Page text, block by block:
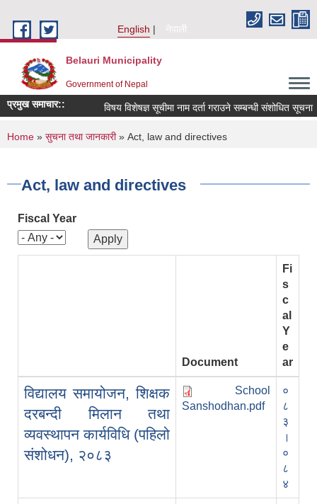
English
नेपाली
Belauri Municipality
Government of Nepal
प्रमुख समाचार:: विषय विशेषज्ञ सूचीमा नाम दर्ता गराउने सम्बन्धी संशोधित सूचना ।
You are here
Home » सुचना तथा जानकारी» Act, law and directives
Act, law and directives
Fiscal Year
Document
Fi
s
c
al
Y
e
ar
विद्यालय समायोजन, शिक्षक
दरबन्दी मिलान तथा
व्यवस्थापन कार्यविधि (पहिलो
संशोधन), २०८३
School
Sanshodhan.pdf
०
८
३
।
०
८
४